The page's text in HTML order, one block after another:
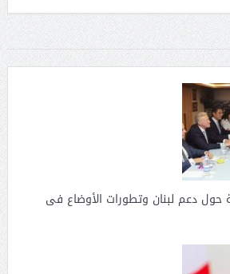
حول دعم لبنان وتطورات الأوضاع فى